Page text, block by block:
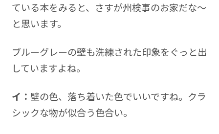
ている本をみると、さすが州検事のお家だな～
と思います。
ブルーグレーの壁も洗練された印象をぐっと出
していますよね。
イ： 壁の色、落ち着いた色でいいですね。クラ
シックな物が似合う色合い。